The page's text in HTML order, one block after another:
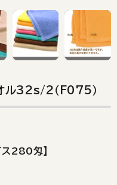
ル32s/2（F075）
ス280匁】